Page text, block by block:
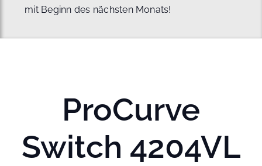
mit Beginn des nächsten Monats!
ProCurve
Switch 4204VL